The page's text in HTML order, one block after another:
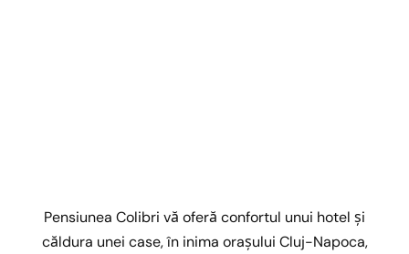
Pensiunea Colibri vă oferă confortul unui hotel și
căldura unei case, în inima orașului Cluj-Napoca,